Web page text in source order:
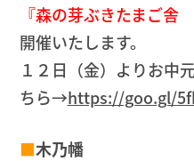
『森の芽ぶきたまご舎
開催いたします。
１２日（金）よりお中
ちら→https://goo.gl/
■木乃幡